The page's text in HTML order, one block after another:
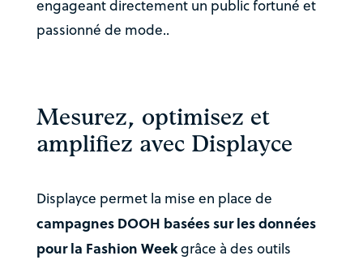
engageant directement un public fortuné et
passionné de mode..
Mesurez, optimisez et
amplifiez avec Displayce
Displayce permet la mise en place de
campagnes DOOH basées sur les données
pour la Fashion Weekgrâce à des outils